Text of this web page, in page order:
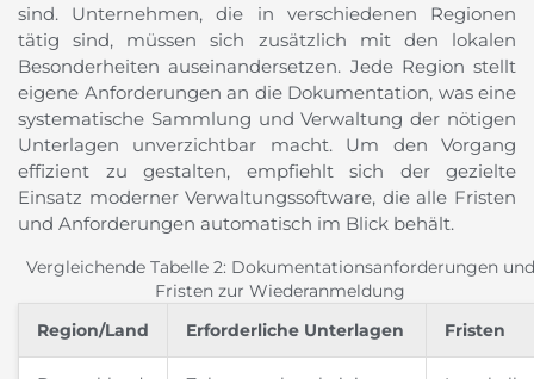
sind. Unternehmen, die in verschiedenen Regionen
tätig sind, müssen sich zusätzlich mit den lokalen
Besonderheiten auseinandersetzen. Jede Region stellt
eigene Anforderungen an die Dokumentation, was eine
systematische Sammlung und Verwaltung der nötigen
Unterlagen unverzichtbar macht. Um den Vorgang
effizient zu gestalten, empfiehlt sich der gezielte
Einsatz moderner Verwaltungssoftware, die alle Fristen
und Anforderungen automatisch im Blick behält.
Vergleichende Tabelle 2: Dokumentationsanforderungen und
Fristen zur Wiederanmeldung
Region/Land Erforderliche Unterlagen Fristen